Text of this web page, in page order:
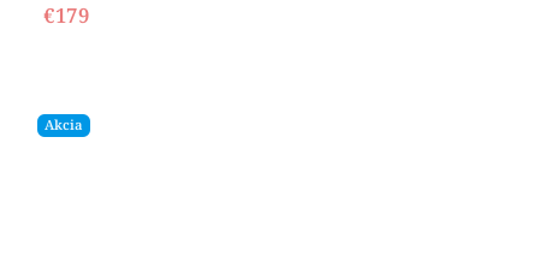
€179
Akcia